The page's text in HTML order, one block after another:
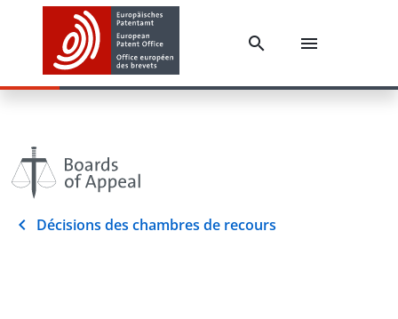
Décisions des chambres de recours